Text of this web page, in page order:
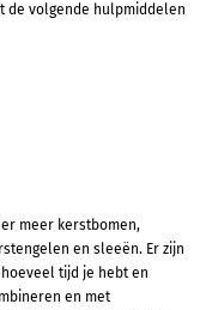
de volgende hulpmiddelen
meer kerstbomen,
en sleeën. Er zijn
tijd je hebt en
en met